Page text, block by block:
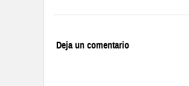
Deja un comentario